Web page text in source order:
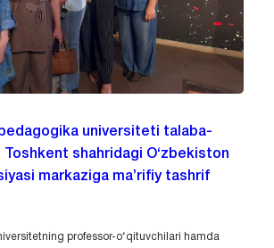
universiteti talaba-
Toshkent shahridagi O‘zbekiston
markaziga ma’rifiy tashrif
professor-o‘qituvchilari hamda